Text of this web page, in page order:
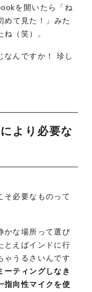
を開いたら「ね
めて見た！」みた
（笑）。
なんですか！ 珍し
より必要な
そ必要なものって
かな場所って選び
とえばインドに行
ゃうるさいんです
ーティングしなき
指向性マイクを使